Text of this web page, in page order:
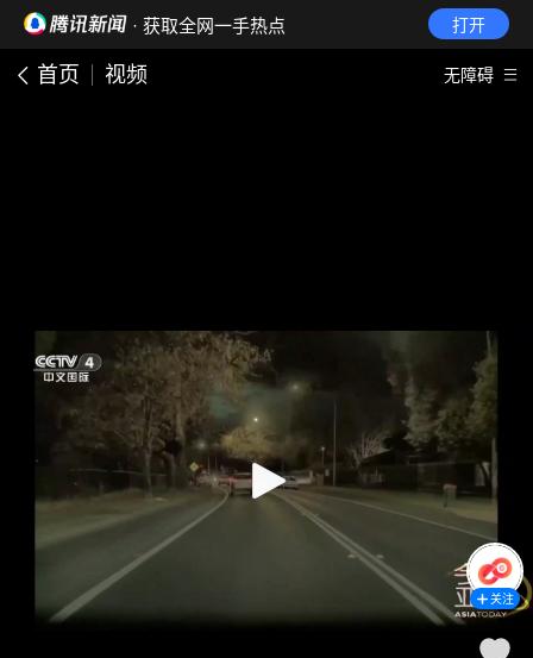
· 获取全网一手热点 打开
首页 视频 无障碍
关注